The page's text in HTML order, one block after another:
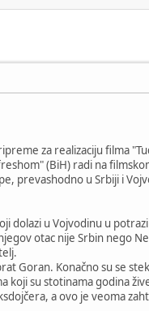
za realizaciju filma
(BiH) radi na
prevashodno u Srbiji i
dolazi u Vojvodinu u
otac nije Srbin nego
Goran. Konačno su se
koji su stotinama godina
a ovo je veoma